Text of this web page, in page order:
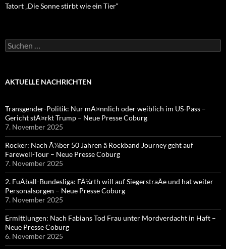
Tatort „Die Sonne stirbt wie ein Tier“
Suchen
nach:
AKTUELLE NACHRICHTEN
Transgender-Politik: Nur mÃ¤nnlich oder weiblich im US-Pass –
Gericht stÃ¤rkt Trump – Neue Presse Coburg
7. November 2025
Rocker: Nach Ã¼ber 50 Jahren â Rockband Journey geht auf
Farewell-Tour – Neue Presse Coburg
7. November 2025
2. FuÃball-Bundesliga: FÃ¼rth will auf SiegerstraÃe und hat weiter
Personalsorgen – Neue Presse Coburg
7. November 2025
Ermittlungen: Nach Fabians Tod Frau unter Mordverdacht in Haft –
Neue Presse Coburg
6. November 2025